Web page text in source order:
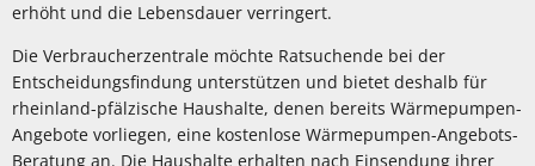
erhöht und die Lebensdauer verringert.
Die Verbraucherzentrale möchte Ratsuchende bei der
Entscheidungsfindung unterstützen und bietet deshalb für
rheinland-pfälzische Haushalte, denen bereits Wärmepumpen-
Angebote vorliegen, eine kostenlose Wärmepumpen-Angebots-
Beratung an. Die Haushalte erhalten nach Einsendung ihrer